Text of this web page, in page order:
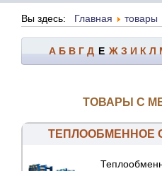
Вы здесь: Главная товары
А Б В Г Д Е Ж З И К Л
ТОВАРЫ С
ТЕПЛООБМЕННОЕ